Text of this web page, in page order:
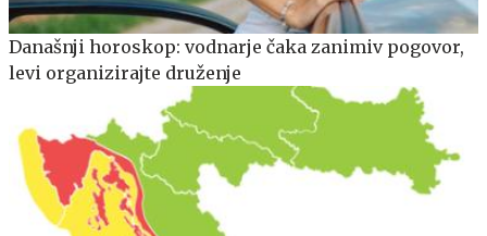
Današnji horoskop: vodnarje čaka zanimiv pogovor,
levi organizirajte druženje